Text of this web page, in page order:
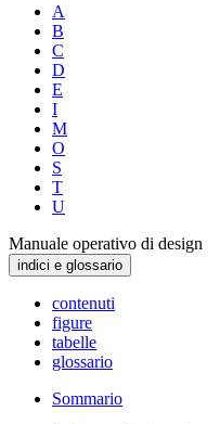
A
B
C
D
E
I
M
O
S
T
U
Manuale operativo di design
indici e glossario
contenuti
figure
tabelle
glossario
Sommario